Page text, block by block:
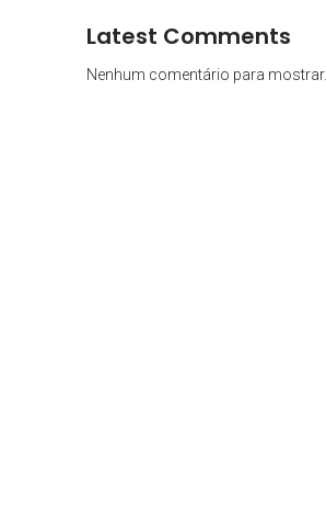
Latest Comments
Nenhum comentário para mostrar.